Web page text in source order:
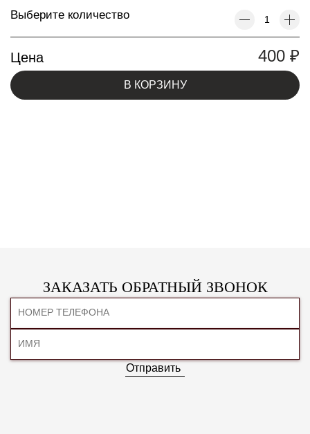
Выберите количество
Цена 400 ₽
В КОРЗИНУ
ЗАКАЗАТЬ ОБРАТНЫЙ ЗВОНОК
Отправить